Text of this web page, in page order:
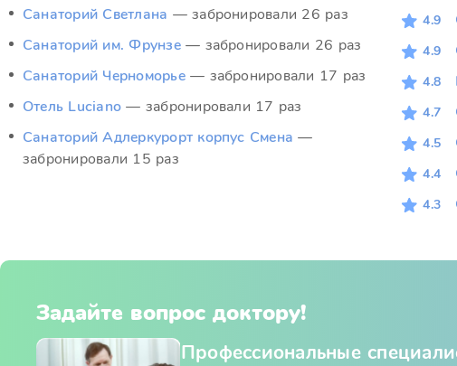
Санаторий Светлана — забронировали 26 раз
Санаторий им. Фрунзе — забронировали 26 раз
Санаторий Черноморье — забронировали 17 раз
Отель Luciano — забронировали 17 раз
Санаторий Адлеркурорт корпус Смена —
забронировали 15 раз
4.9
4.9
4.8
4.7
4.5
4.4
4.3
Задайте вопрос доктору!
Профессиональные